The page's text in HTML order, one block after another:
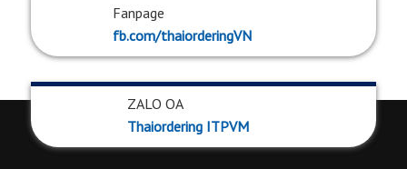
Fanpage
fb.com/thaiorderingVN
ZALO OA
Thaiordering ITPVM